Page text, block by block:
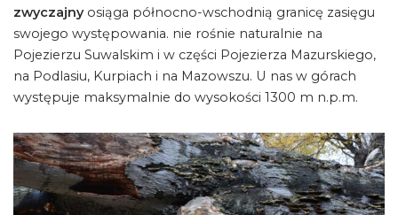
zwyczajnyosiąga północno-wschodnią granicę zasięgu
swojego występowania. nie rośnie naturalnie na
Pojezierzu Suwalskim i w części Pojezierza Mazurskiego,
na Podlasiu, Kurpiach i na Mazowszu. U nas w górach
występuje maksymalnie do wysokości 1300 m n.p.m.